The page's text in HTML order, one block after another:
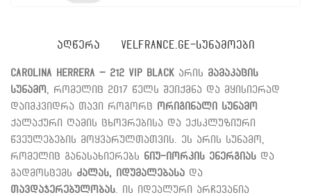
ᲐᲦᲬᲔᲠᲐ VELFRANCE.GE-ᲡᲣᲜᲐᲛᲝᲔᲑᲘ
Carolina Herrera – 212 VIP Black არის მამაკაცის
სუნამო
, რომელიც 2017 წელს შეიქმნა და მყისიერად
დაიმკვიდრა თავი როგორც
ორიგინალი სუნამო
ქალაქური ღამის ცხოვრებისა და ექსკლუზიური
წვეულებების მოყვარულთათვის. ეს არის სუნამო,
რომელიც განასახიერებს ნიუ-იორკის ენერგიას და
გადმოსცემს ძალას, იდუმალებასა და
თავდაჯერებულობას . ის იდეალური არჩევანია